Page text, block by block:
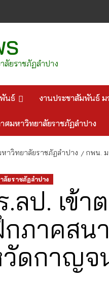
ลัยราชภัฏลำปาง
นธ์ งานประชาสัมพันธ์ ม
ศมหาวิทยาลัยราชภัฏลำปาง
าวิทยาลัยราชภัฏลำปาง กพน.
ลัยราชภัฏลำปาง
ลป. เข้า
กภาคสน
วัดกาญจ